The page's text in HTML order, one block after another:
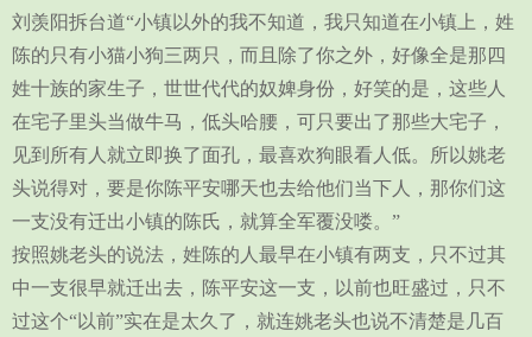
刘羡阳拆台道“小镇以外的我不知道，我只知道在小镇上，姓
陈的只有小猫小狗三两只，而且除了你之外，好像全是那四
姓十族的家生子，世世代代的奴婢身份，好笑的是，这些人
在宅子里头当做牛马，低头哈腰，可只要出了那些大宅子，
见到所有人就立即换了面孔，最喜欢狗眼看人低。所以姚老
头说得对，要是你陈平安哪天也去给他们当下人，那你们这
一支没有迁出小镇的陈氏，就算全军覆没喽。”
按照姚老头的说法，姓陈的人最早在小镇有两支，只不过其
中一支很早就迁出去，陈平安这一支，以前也旺盛过，只不
过这个“以前”实在是太久了，就连姚老头也说不清楚是几百